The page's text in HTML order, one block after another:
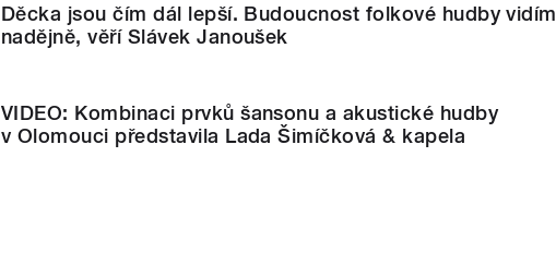
Děcka jsou čím dál lepší. Budoucnost folkové hudby vidím
nadějně, věří Slávek Janoušek
VIDEO: Kombinaci prvků šansonu a akustické hudby
v Olomouci představila Lada Šimíčková & kapela